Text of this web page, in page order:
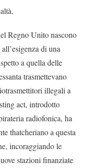
Regno Unito nascono
di una
a quella delle
trasmettevano
illegali a
act, introdotto
radiofonica, ha
thatcheriano a questa
incoraggiando le
stazioni finanziate